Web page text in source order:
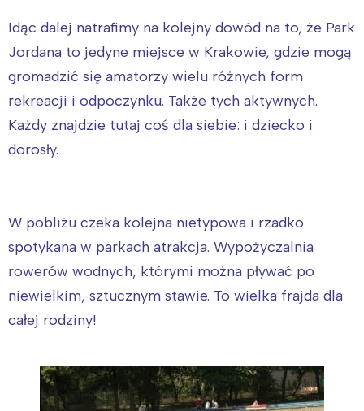
Idąc dalej natrafimy na kolejny dowód na to, że Park
Jordana to jedyne miejsce w Krakowie, gdzie mogą
gromadzić się amatorzy wielu różnych form
rekreacji i odpoczynku. Także tych aktywnych.
Każdy znajdzie tutaj coś dla siebie: i dziecko i
dorosły.
W pobliżu czeka kolejna nietypowa i rzadko
spotykana w parkach atrakcja. Wypożyczalnia
rowerów wodnych, którymi można pływać po
niewielkim, sztucznym stawie. To wielka frajda dla
całej rodziny!